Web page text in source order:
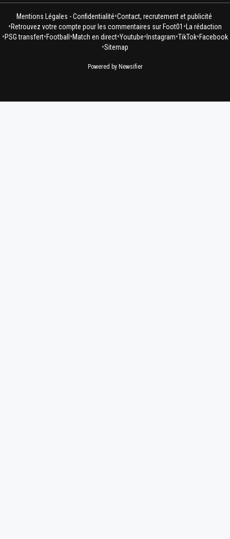
Mentions Légales - Confidentialité•Contact, recrutement et publicité
•Retrouvez votre compte pour les commentaires sur Foot01 • La rédaction
•PSG transfert•Football •Match en direct•Youtube• Instagram•TikTok•Facebook
•Sitemap
Powered by Newsifier